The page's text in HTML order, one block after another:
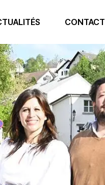
CONTACT